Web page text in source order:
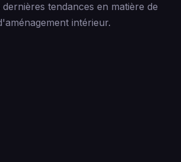
tendances en matière de
intérieur.